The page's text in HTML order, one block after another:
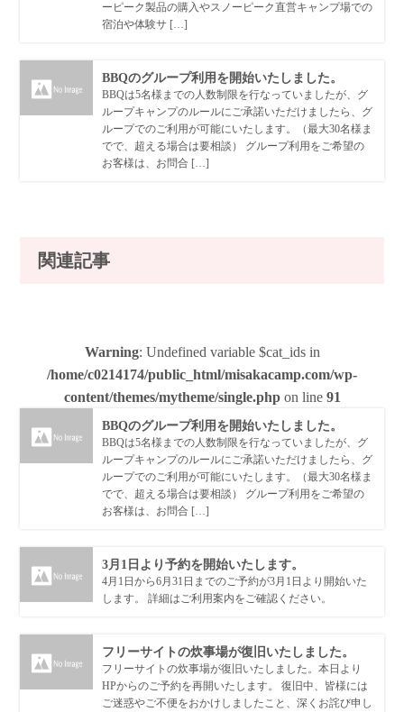
ーピーク製品の購入やスノーピーク直営キャンプ場での
宿泊や体験サ […]
BBQのグループ利用を開始いたしました。
BBQは5名様までの人数制限を行なっていましたが、グ
ループキャンプのルールにご承諾いただけましたら、グ
ループでのご利用が可能にいたします。（最大30名様ま
でで、超える場合は要相談） グループ利用をご希望の
お客様は、お問合 […]
関連記事
Warning: Undefined variable $cat_ids in
/home/c0214174/public_html/misakacamp.com/wp-
content/themes/mytheme/single.phpon line 91
BBQのグループ利用を開始いたしました。
BBQは5名様までの人数制限を行なっていましたが、グ
ループキャンプのルールにご承諾いただけましたら、グ
ループでのご利用が可能にいたします。（最大30名様ま
でで、超える場合は要相談） グループ利用をご希望の
お客様は、お問合 […]
3月1日より予約を開始いたします。
4月1日から6月31日までのご予約が3月1日より開始いた
します。 詳細はご利用案内をご確認ください。
フリーサイトの炊事場が復旧いたしました。
フリーサイトの炊事場が復旧いたしました。本日より
HPからのご予約を再開いたします。 復旧中、皆様には
ご迷惑やご不便をおかけしましたこと、深くお詫び申し